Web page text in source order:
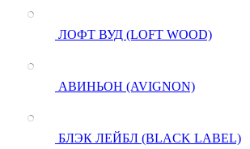
ЛОФТ ВУД (LOFT WOOD)
АВИНЬОН (AVIGNON)
БЛЭК ЛЕЙБЛ (BLACK LABEL)